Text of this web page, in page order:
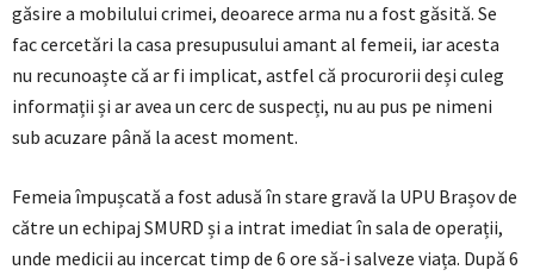
găsire a mobilului crimei, deoarece arma nu a fost găsită. Se
fac cercetări la casa presupusului amant al femeii, iar acesta
nu recunoaște că ar fi implicat, astfel că procurorii deși culeg
informații și ar avea un cerc de suspecți, nu au pus pe nimeni
sub acuzare până la acest moment.
Femeia împușcată a fost adusă în stare gravă la UPU Brașov de
către un echipaj SMURD și a intrat imediat în sala de operații,
unde medicii au incercat timp de 6 ore să-i salveze viața. După 6